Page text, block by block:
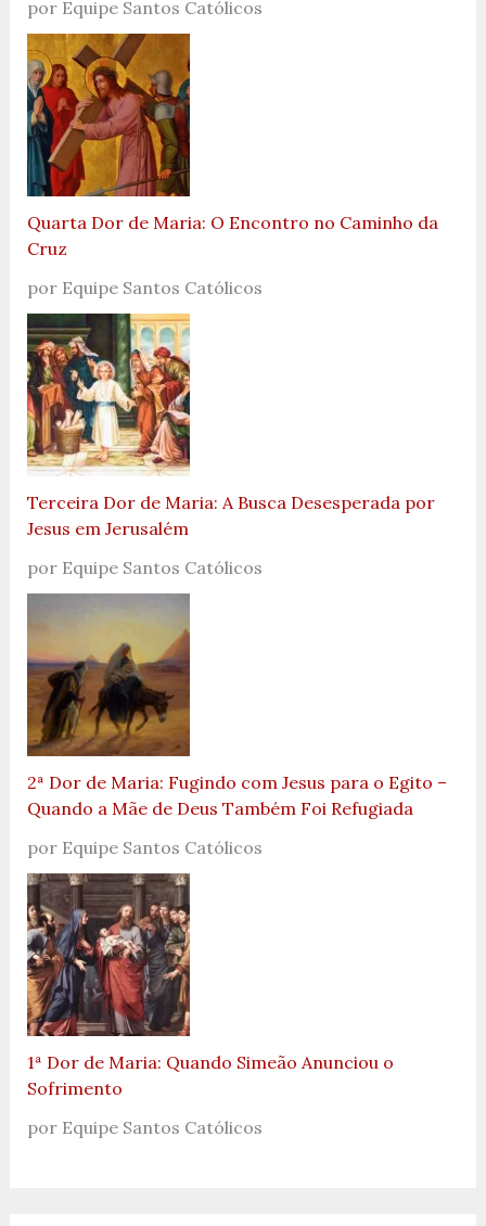
por Equipe Santos Católicos
Quarta Dor de Maria: O Encontro no Caminho da
Cruz
por Equipe Santos Católicos
Terceira Dor de Maria: A Busca Desesperada por
Jesus em Jerusalém
por Equipe Santos Católicos
2ª Dor de Maria: Fugindo com Jesus para o Egito –
Quando a Mãe de Deus Também Foi Refugiada
por Equipe Santos Católicos
1ª Dor de Maria: Quando Simeão Anunciou o
Sofrimento
por Equipe Santos Católicos